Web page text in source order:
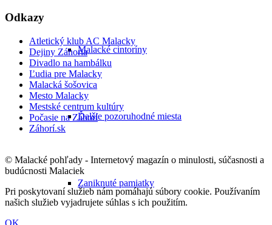
Malacké cintoríny
Ďalšie pozoruhodné miesta
Zaniknuté pamiatky
Odkazy
Atletický klub AC Malacky
Dejiny Záhoria
Divadlo na hambálku
Ľudia pre Malacky
Malacká šošovica
Mesto Malacky
Mestské centrum kultúry
Počasie na Záhorí
Záhorí.sk
© Malacké pohľady - Internetový magazín o minulosti, súčasnosti a
budúcnosti Malaciek
Pri poskytovaní služieb nám pomáhajú súbory cookie. Používaním
našich služieb vyjadrujete súhlas s ich použitím.
OK